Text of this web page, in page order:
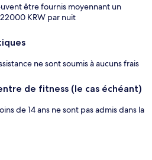
être fournis moyennant un
KRW par nuit
ne sont soumis à aucuns frais
de fitness (le cas échéant)
de 14 ans ne sont pas admis dans la